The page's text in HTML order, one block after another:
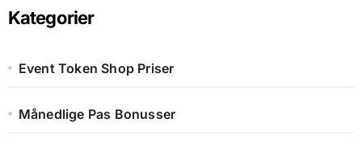
h
f
r
Kategorier
Event Token Shop Priser
Månedlige Pas Bonusser